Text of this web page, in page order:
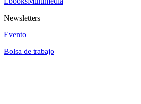
Newsletters
Evento
Bolsa de trabajo